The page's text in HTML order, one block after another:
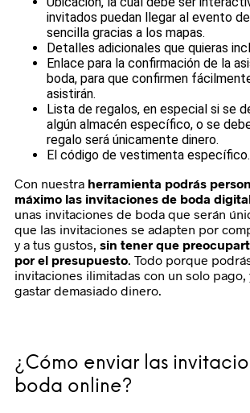
invitados puedan llegar al evento
sencilla gracias a los mapas.
Detalles adicionales que quieras
Enlace para la confirmación de la
boda, para que confirmen
asistirán.
Lista de regalos, en especial si se
algún almacén específico, o se
regalo será únicamente dinero.
El código de vestimenta específico.
Con nuestra herramienta podrás
máximo las invitaciones de boda
unas invitaciones de boda que serán
que las invitaciones se adapten por
y a tus gustos, sin tener que
por el presupuesto. Todo porque
invitaciones ilimitadas con un solo pago,
gastar demasiado dinero.
¿Cómo enviar las
boda online?